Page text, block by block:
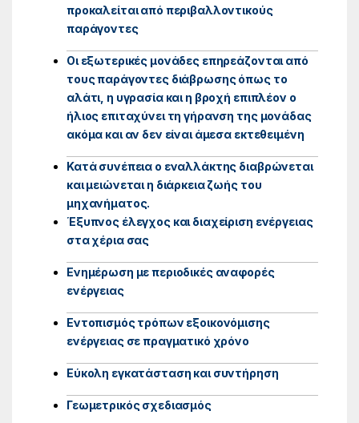
προκαλείται από περιβαλλοντικούς
παράγοντες
Οι εξωτερικές μονάδες επηρεάζονται από
τους παράγοντες διάβρωσης όπως το
αλάτι, η υγρασία και η βροχή επιπλέον ο
ήλιος επιταχύνει τη γήρανση της μονάδας
ακόμα και αν δεν είναι άμεσα εκτεθειμένη
Κατά συνέπεια ο εναλλάκτης διαβρώνεται
και μειώνεται η διάρκεια ζωής του
μηχανήματος.
Έξυπνος έλεγχος και διαχείριση ενέργειας
στα χέρια σας
Ενημέρωση με περιοδικές αναφορές
ενέργειας
Εντοπισμός τρόπων εξοικονόμισης
ενέργειας σε πραγματικό χρόνο
Εύκολη εγκατάσταση και συντήρηση
Γεωμετρικός σχεδιασμός